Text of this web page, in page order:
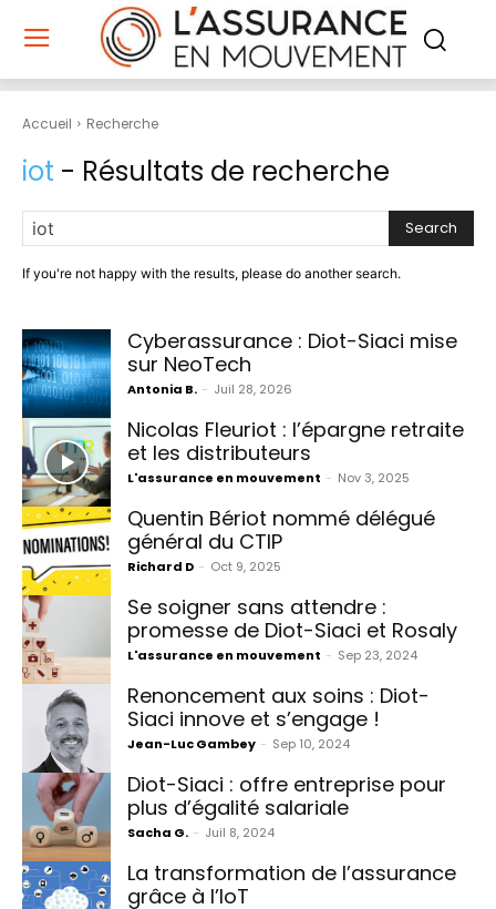
Accueil Recherche
iot - Résultats de recherche
Search
If you're not happy with the results, please do another search.
Cyberassurance : Diot-Siaci mise
sur NeoTech
Antonia B. - Juil 28, 2026
Nicolas Fleuriot : l’épargne retraite
et les distributeurs
L'assurance en mouvement - Nov 3, 2025
Quentin Bériot nommé délégué
général du CTIP
Richard D - Oct 9, 2025
Se soigner sans attendre :
promesse de Diot-Siaci et Rosaly
L'assurance en mouvement - Sep 23, 2024
Renoncement aux soins : Diot-
Siaci innove et s’engage !
Jean-Luc Gambey - Sep 10, 2024
Diot-Siaci : offre entreprise pour
plus d’égalité salariale
Sacha G. - Juil 8, 2024
La transformation de l’assurance
grâce à l’IoT